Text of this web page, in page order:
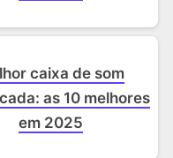
caixa de som
as 10 melhores
em 2025